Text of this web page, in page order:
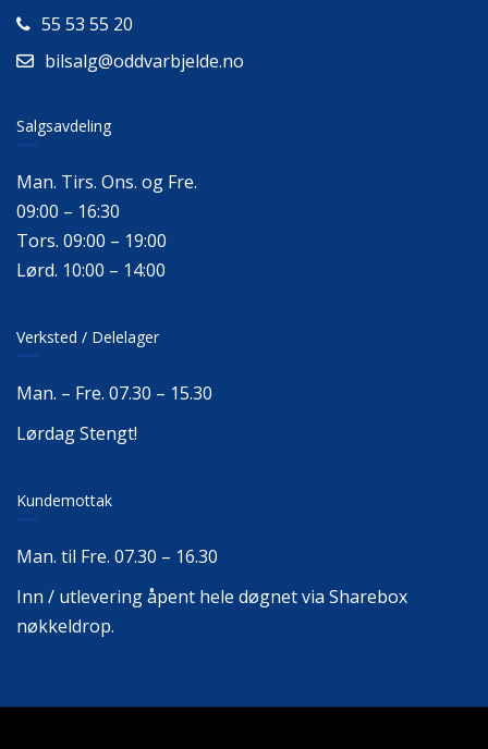
55 53 55 20
bilsalg@oddvarbjelde.no
Salgsavdeling
Man. Tirs. Ons. og Fre.
09:00 – 16:30
Tors. 09:00 – 19:00
Lørd. 10:00 – 14:00
Verksted / Delelager
Man. – Fre. 07.30 – 15.30
Lørdag Stengt!
Kundemottak
Man. til Fre. 07.30 – 16.30
Inn / utlevering åpent hele døgnet via Sharebox
nøkkeldrop.